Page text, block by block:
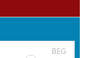
BEG